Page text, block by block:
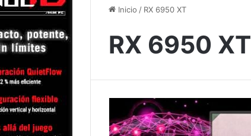
Inicio / RX 6950 XT
RX 6950 XT